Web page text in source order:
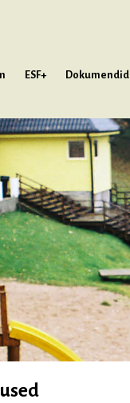
ESF+ Dokumendid